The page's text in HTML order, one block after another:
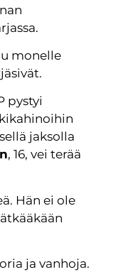
monelle
pystyi
jaksolla
, 16, vei terää
Hän ei ole
ja vanhoja.